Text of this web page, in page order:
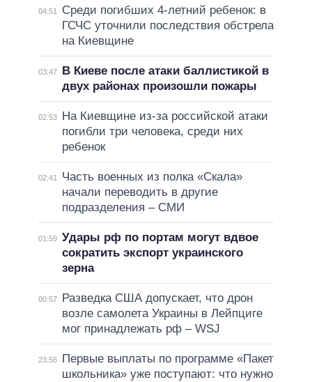
04:51
Среди погибших 4-летний ребенок: в
ГСЧС уточнили последствия обстрела
на Киевщине
03:47
В Киеве после атаки баллистикой в
двух районах произошли пожары
02:53
На Киевщине из-за российской атаки
погибли три человека, среди них
ребенок
02:41
Часть военных из полка «Скала»
начали переводить в другие
подразделения – СМИ
01:59 Удары рф по портам могут вдвое
сократить экспорт украинского
зерна
00:57
Разведка США допускает, что дрон
возле самолета Украины в Лейпциге
мог принадлежать рф – WSJ
23:56
Первые выплаты по программе «Пакет
школьника» уже поступают: что нужно